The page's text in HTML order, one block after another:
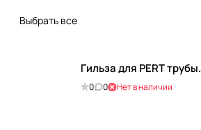
Выбрать все
Гильза для PERT трубы.
0 0 Нет в наличии